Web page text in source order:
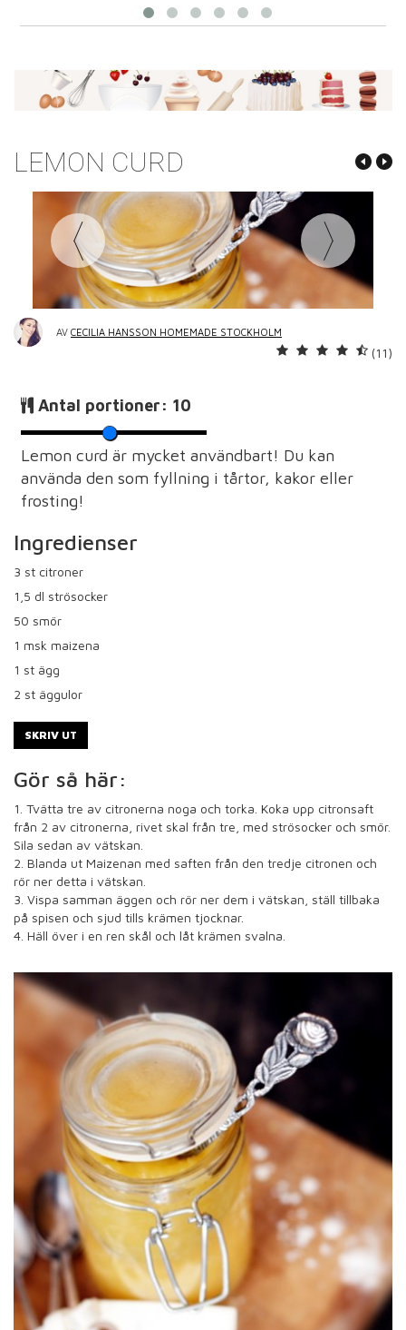
LEMON CURD
AV CECILIA HANSSON HOMEMADE STOCKHOLM
(11)
Antal portioner: 10
Lemon curd är mycket användbart! Du kan
använda den som fyllning i tårtor, kakor eller
frosting!
Ingredienser
3 st citroner
1,5 dl strösocker
50 smör
1 msk maizena
1 st ägg
2 st äggulor
SKRIV UT
Gör så här:
1. Tvätta tre av citronerna noga och torka. Koka upp citronsaft
från 2 av citronerna, rivet skal från tre, med strösocker och smör.
Sila sedan av vätskan.
2. Blanda ut Maizenan med saften från den tredje citronen och
rör ner detta i vätskan.
3. Vispa samman äggen och rör ner dem i vätskan, ställ tillbaka
på spisen och sjud tills krämen tjocknar.
4. Häll över i en ren skål och låt krämen svalna.